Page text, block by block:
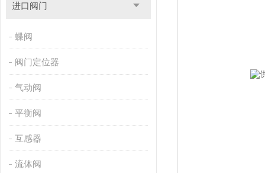
进口阀门
蝶阀
阀门定位器
气动阀
平衡阀
互感器
流体阀